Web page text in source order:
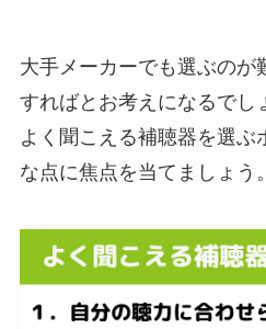
大手メーカーでも選ぶのが
すればとお考えになるでし
よく聞こえる補聴器を選ぶ
な点に焦点を当てましょう。